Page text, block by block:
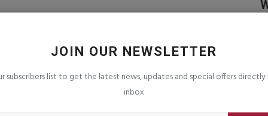
JOIN OUR NEWSLETTER
subscribers list to get the latest news, updates and special offers directly
inbox
જેની
હતી, જે